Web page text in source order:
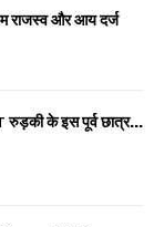
राजस्व और आय दर्ज
रुड़की के इस पूर्व छात्र...